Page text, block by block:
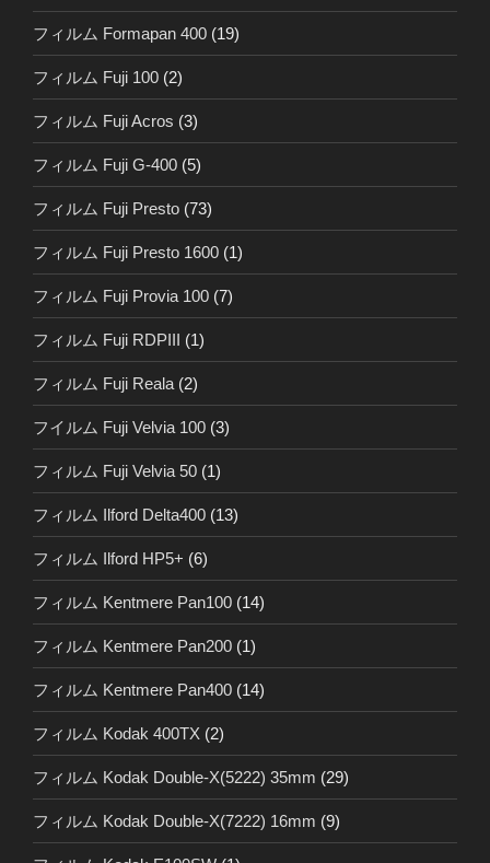
フィルム Formapan 400 (19)
フィルム Fuji 100 (2)
フィルム Fuji Acros (3)
フィルム Fuji G-400 (5)
フィルム Fuji Presto (73)
フィルム Fuji Presto 1600 (1)
フィルム Fuji Provia 100 (7)
フィルム Fuji RDPIII (1)
フィルム Fuji Reala (2)
フイルム Fuji Velvia 100 (3)
フィルム Fuji Velvia 50 (1)
フィルム Ilford Delta400 (13)
フィルム Ilford HP5+ (6)
フィルム Kentmere Pan100 (14)
フィルム Kentmere Pan200 (1)
フィルム Kentmere Pan400 (14)
フィルム Kodak 400TX (2)
フィルム Kodak Double-X(5222) 35mm (29)
フィルム Kodak Double-X(7222) 16mm (9)